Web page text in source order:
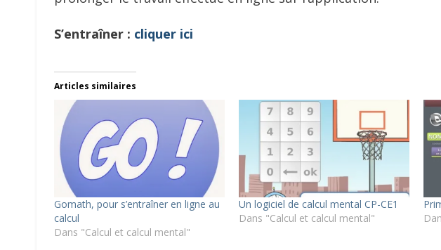
S’entraîner : cliquer ici
Articles similaires
Gomath, pour s’entraîner en ligne au
calcul
Dans "Calcul et calcul mental"
Un logiciel de calcul mental CP-CE1
Dans "Calcul et calcul mental"